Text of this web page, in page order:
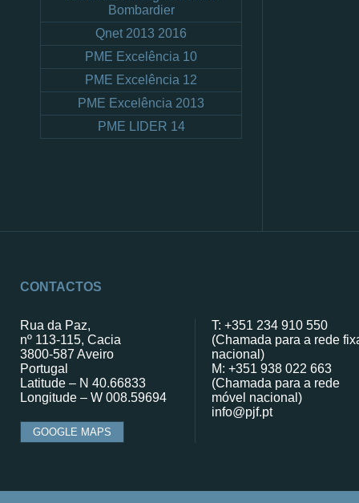
Bombardier
Qnet 2013 2016
PME Excelência 10
PME Excelência 12
PME Excelência 2013
PME LIDER 14
CONTACTOS
Rua da Paz,
nº 113-115, Cacia
3800-587 Aveiro
Portugal
Latitude – N 40.66833
Longitude – W 008.59694
GOOGLE MAPS
T: +351 234 910 550
(Chamada para a rede
nacional)
M: +351 938 022 663
(Chamada para a rede
móvel nacional)
info@pjf.pt